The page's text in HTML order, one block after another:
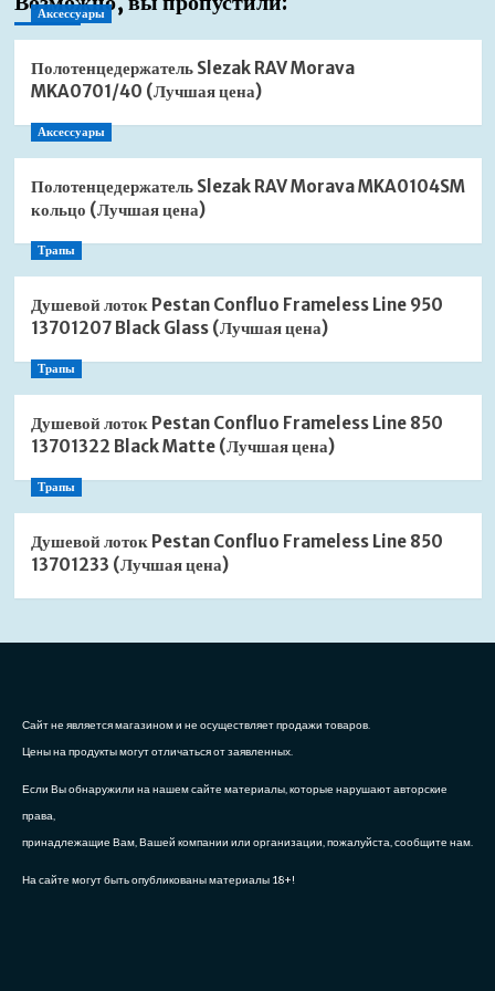
Аксессуары
Полотенцедержатель Slezak RAV Morava
MKA0701/40 (Лучшая цена)
Аксессуары
Полотенцедержатель Slezak RAV Morava MKA0104SM
кольцо (Лучшая цена)
Трапы
Душевой лоток Pestan Confluo Frameless Line 950
13701207 Black Glass (Лучшая цена)
Трапы
Душевой лоток Pestan Confluo Frameless Line 850
13701322 Black Matte (Лучшая цена)
Трапы
Душевой лоток Pestan Confluo Frameless Line 850
13701233 (Лучшая цена)
Сайт не является магазином и не осуществляет продажи товаров.
Цены на продукты могут отличаться от заявленных.
Если Вы обнаружили на нашем сайте материалы, которые нарушают авторские
права,
принадлежащие Вам, Вашей компании или организации, пожалуйста, сообщите нам.
На сайте могут быть опубликованы материалы 18+!